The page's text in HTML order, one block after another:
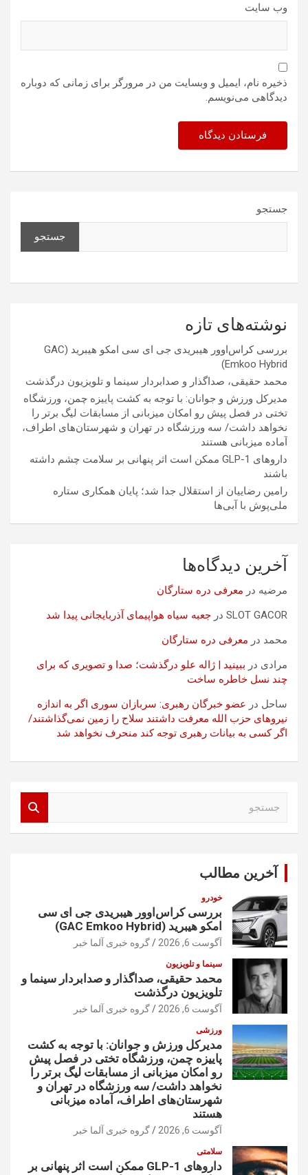
وب‌ سایت
ذخیره نام، ایمیل و وبسایت من در مرورگر برای زمانی که دوباره
دیدگاهی می‌نویسم.
جستجو
جستجو
نوشته‌های تازه
بررسی کراس‌اوور هیبریدی جی ای سی امکو هیبرید (GAC
Emkoo Hybrid)
محمد حقیقی، صداگذار و صدابردار سینما و تلویزیون درگذشت
مدیرکل ورزش و جوانان: با توجه به کشت پاییزه چمن، ورزشگاه
تختی در فصل پیش رو امکان میزبانی از مسابقات لیگ برتر را
نخواهد داشت/ سه ورزشگاه در تهران و شهرستان‌های اطراف،
آماده میزبانی هستند
داروهای GLP-1 ممکن است اثر پنهانی بر سلامت چشم داشته
باشند
رامین رضاییان از استقلال جدا شد؛ پایان همکاری ستاره
ملی‌پوش با آبی‌ها
آخرین دیدگاه‌ها
مرضیه در معرفی دره ستارگان
SLOT GACOR در جعبه سیاه هواپیمای آذربایجانی پیدا شد
محمد در معرفی دره ستارگان
مرادی در ببینید | ژاله علو درگذشت؛ صدا و تصویری که برای
چند نسل خاطره ساخت
ساحل در عضو خبرگان رهبری: سربازان سوری اگر به اندازه
نیروهای حزب الله معرفت داشتند سلاح را زمین نمی‌گذاشتند/
اگر کسی به بیانات رهبری توجه کند منحرف نخواهد شد
آخرین مطالب
خودرو
بررسی کراس‌اوور هیبریدی جی ای سی
امکو هیبرید (GAC Emkoo Hybrid)
آگوست 6, 2026 گروه خبری آلما خبر
سینما و تلویزیون
محمد حقیقی، صداگذار و صدابردار سینما و
تلویزیون درگذشت
آگوست 6, 2026 گروه خبری آلما خبر
ورزشی
مدیرکل ورزش و جوانان: با توجه به کشت
پاییزه چمن، ورزشگاه تختی در فصل پیش
رو امکان میزبانی از مسابقات لیگ برتر را
نخواهد داشت/ سه ورزشگاه در تهران و
شهرستان‌های اطراف، آماده میزبانی
هستند
آگوست 6, 2026 گروه خبری آلما خبر
سلامتی
داروهای GLP-1 ممکن است اثر پنهانی بر